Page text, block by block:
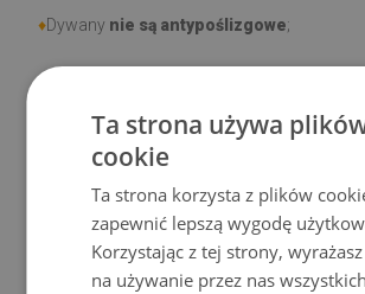
♦Dywany nie są antypoślizgowe;
♦
Prosimy pamiętać, że uszkodzenia
użytkowaniu wynikające z upływu czasu
podlegają reklamacjom.
Jak dbać o produkt?
Ta strona używa
cookie
Ta strona korzysta z plików
zapewnić lepszą wygodę
Korzystając z tej strony,
na używanie przez nas